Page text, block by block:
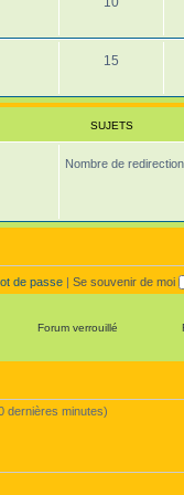
s
15
e
SUJETS
Nombre de
de passe | Se souvenir de moi
Forum verrouillé
dernières minutes)